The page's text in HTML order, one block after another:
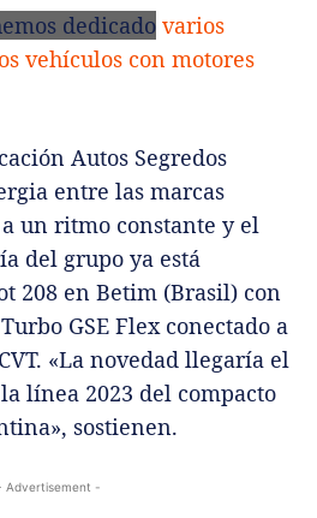
dedicado varios
vehículos con motores
Autos Segredos
entre las marcas
un ritmo constante y el
del grupo ya está
208 en Betim (Brasil) con
GSE Flex conectado a
«La novedad llegaría el
línea 2023 del compacto
sostienen.
Advertisement -